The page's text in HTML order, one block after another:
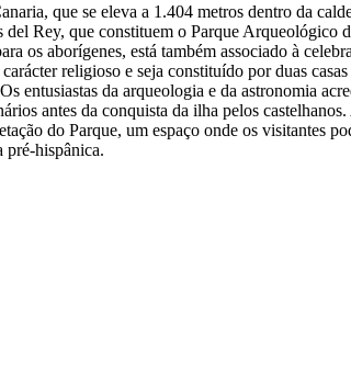
que se eleva a 1.404 metros dentro da
Rey, que constituem o Parque Arqueológico
os aborígenes, está também associado à
religioso e seja constituído por duas
entusiastas da arqueologia e da astronomia
antes da conquista da ilha pelos
do Parque, um espaço onde os visitantes
pré-hispânica.